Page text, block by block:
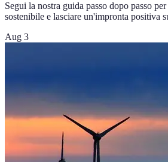
Segui la nostra guida passo dopo passo
sostenibile e lasciare un'impronta positiva
Aug 3